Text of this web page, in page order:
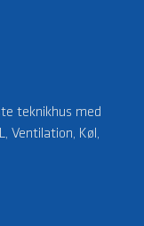
teknikhus med
Ventilation, Køl,